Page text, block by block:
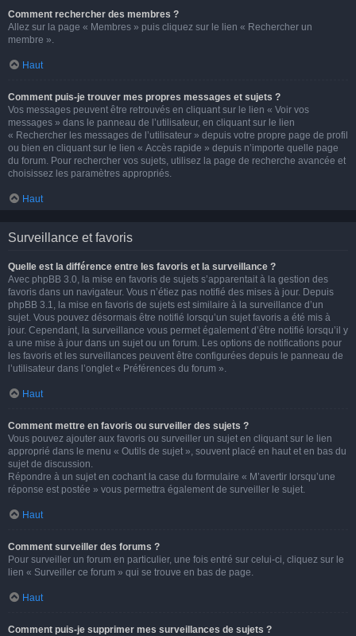
Comment rechercher des membres ?
Allez sur la page « Membres » puis cliquez sur le lien « Rechercher un
membre ».
Haut
Comment puis-je trouver mes propres messages et sujets ?
Vos messages peuvent être retrouvés en cliquant sur le lien « Voir vos
messages » dans le panneau de l’utilisateur, en cliquant sur le lien
« Rechercher les messages de l’utilisateur » depuis votre propre page de profil
ou bien en cliquant sur le lien « Accès rapide » depuis n’importe quelle page
du forum. Pour rechercher vos sujets, utilisez la page de recherche avancée et
choisissez les paramètres appropriés.
Haut
Surveillance et favoris
Quelle est la différence entre les favoris et la surveillance ?
Avec phpBB 3.0, la mise en favoris de sujets s’apparentait à la gestion des
favoris dans un navigateur. Vous n’étiez pas notifié des mises à jour. Depuis
phpBB 3.1, la mise en favoris de sujets est similaire à la surveillance d’un
sujet. Vous pouvez désormais être notifié lorsqu’un sujet favoris a été mis à
jour. Cependant, la surveillance vous permet également d’être notifié lorsqu’il y
a une mise à jour dans un sujet ou un forum. Les options de notifications pour
les favoris et les surveillances peuvent être configurées depuis le panneau de
l’utilisateur dans l’onglet « Préférences du forum ».
Haut
Comment mettre en favoris ou surveiller des sujets ?
Vous pouvez ajouter aux favoris ou surveiller un sujet en cliquant sur le lien
approprié dans le menu « Outils de sujet », souvent placé en haut et en bas du
sujet de discussion.
Répondre à un sujet en cochant la case du formulaire « M’avertir lorsqu’une
réponse est postée » vous permettra également de surveiller le sujet.
Haut
Comment surveiller des forums ?
Pour surveiller un forum en particulier, une fois entré sur celui-ci, cliquez sur le
lien « Surveiller ce forum » qui se trouve en bas de page.
Haut
Comment puis-je supprimer mes surveillances de sujets ?